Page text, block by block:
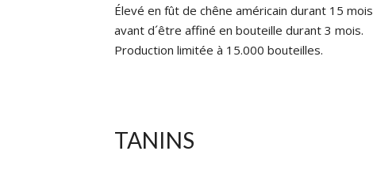
Élevé en fût de chêne américain durant 15 mois
avant d´être affiné en bouteille durant 3 mois.
Production limitée à 15.000 bouteilles.
TANINS